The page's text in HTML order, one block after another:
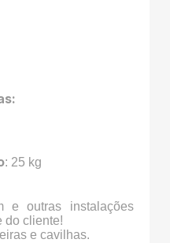
: 25 kg
e outras instalações
do cliente!
e cavilhas.